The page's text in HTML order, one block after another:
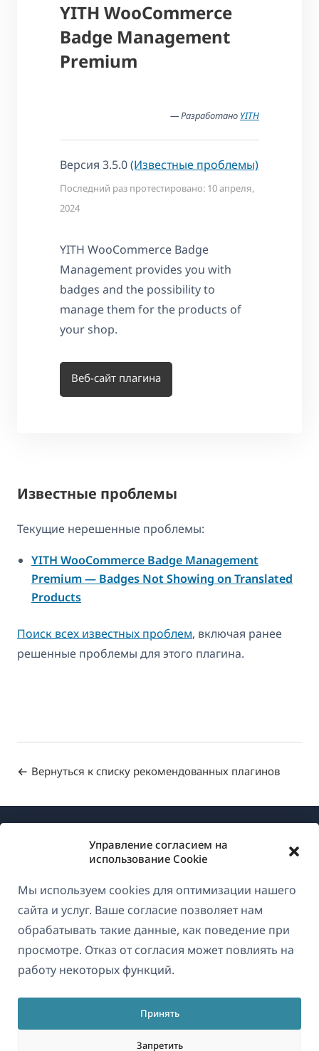
Управление согласием на
использование Cookie
Мы используем cookies для оптимизации нашего
сайта и услуг. Ваше согласие позволяет нам
обрабатывать такие данные, как поведение при
просмотре. Отказ от согласия может повлиять на
работу некоторых функций.
Принять
Запретить
YITH WooCommerce
Badge Management
Premium
— Разработано YITH
Версия 3.5.0(Известные проблемы)
Последний раз протестировано: 10 апреля,
2024
YITH WooCommerce Badge
Management provides you with
badges and the possibility to
manage them for the products of
your shop.
Веб-сайт плагина
Известные проблемы
Текущие нерешенные проблемы:
YITH WooCommerce Badge Management
Premium — Badges Not Showing on Translated
Products
Поиск всех известных проблем, включая ранее
решенные проблемы для этого плагина.
Вернуться к списку рекомендованных плагинов
Русский
О WPML
GDPR и политика конфиденциальности
Присоединяйтесь к нашей команде
(открывается
в
новом
окне)
в
новом
окне)
в
окне)